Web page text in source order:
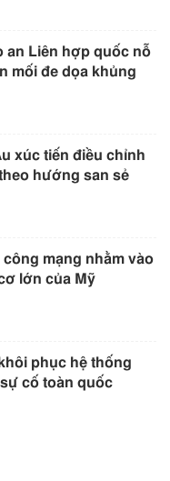
an Liên hợp quốc nỗ
mối đe dọa khủng
xúc tiến điều chỉnh
hướng san sẻ
công mạng nhằm vào
lớn của Mỹ
phục hệ thống
cố toàn quốc